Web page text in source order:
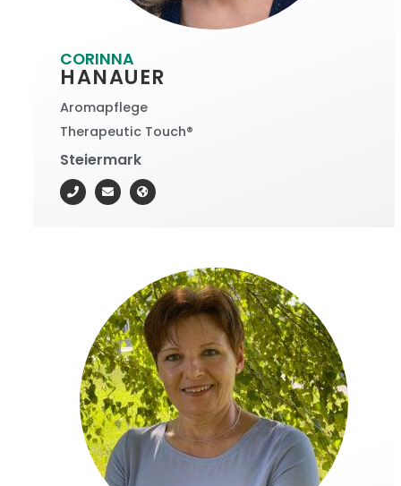
CORINNA
HANAUER
Aromapflege
Therapeutic Touch®
Steiermark